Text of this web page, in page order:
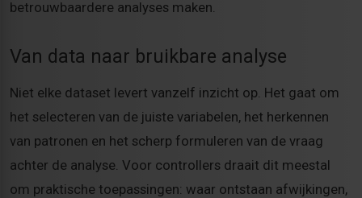
betrouwbaardere analyses maken.
Van data naar bruikbare analyse
Niet elke dataset levert vanzelf inzicht op. Het gaat om
het selecteren van de juiste variabelen, het herkennen
van patronen en het scherp formuleren van de vraag
achter de analyse. Voor controllers draait dit meestal
om praktische toepassingen: waar ontstaan afwijkingen,